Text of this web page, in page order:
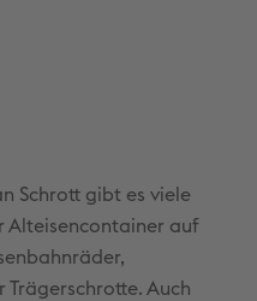
Schrott gibt es viele
Alteisencontainer auf
Auch